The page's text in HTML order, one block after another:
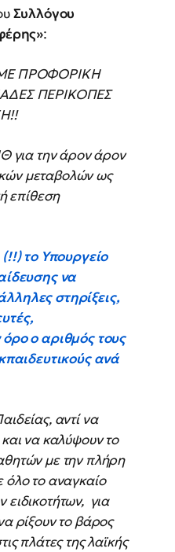
Συλλόγου
:
ΜΕ ΠΡΟΦΟΡΙΚΗ
ΠΕΡΙΚΟΠΕΣ
για την άρον άρον
μεταβολών ως
επίθεση
(!!) το Υπουργείο
να
στηρίξεις,
ο αριθμός τους
ανά
αντί να
να καλύψουν το
με την πλήρη
το αναγκαίο
για
ρίξουν το βάρος
πλάτες της λαϊκής